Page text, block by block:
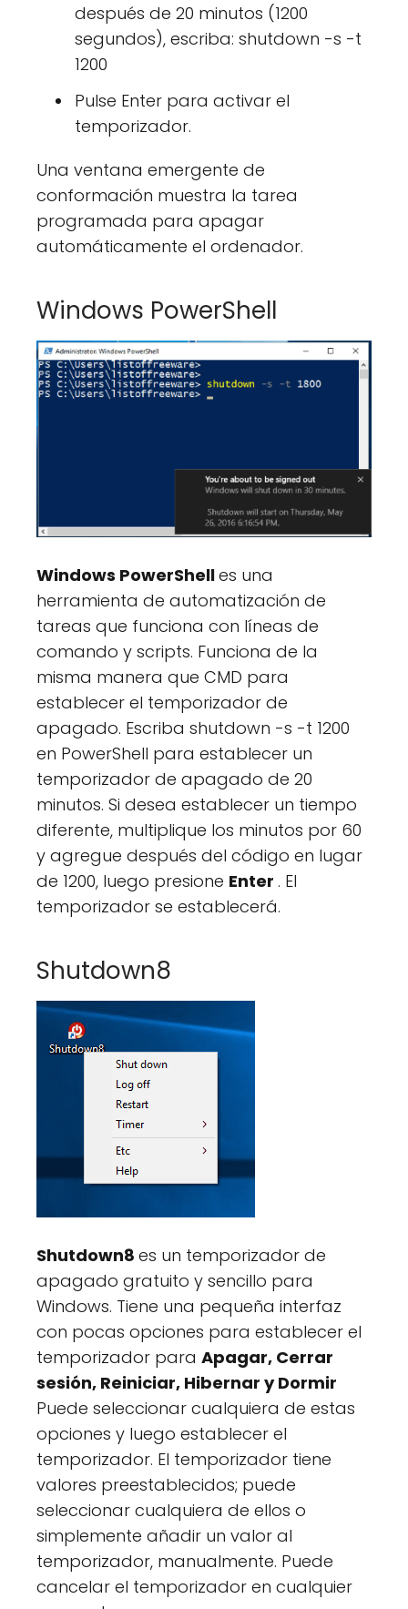
después de 20 minutos (1200
segundos), escriba: shutdown -s -t
1200
Pulse Enter para activar el
temporizador.
Una ventana emergente de
conformación muestra la tarea
programada para apagar
automáticamente el ordenador.
Windows PowerShell
Windows PowerShelles una
herramienta de automatización de
tareas que funciona con líneas de
comando y scripts. Funciona de la
misma manera que CMD para
establecer el temporizador de
apagado. Escriba shutdown -s -t 1200
en PowerShell para establecer un
temporizador de apagado de 20
minutos. Si desea establecer un tiempo
diferente, multiplique los minutos por 60
y agregue después del código en lugar
de 1200, luego presione Enter . El
temporizador se establecerá.
Shutdown8
Shutdown8 es un temporizador de
apagado gratuito y sencillo para
Windows. Tiene una pequeña interfaz
con pocas opciones para establecer el
temporizador para Apagar, Cerrar
sesión, Reiniciar, Hibernar y Dormir
Puede seleccionar cualquiera de estas
opciones y luego establecer el
temporizador. El temporizador tiene
valores preestablecidos; puede
seleccionar cualquiera de ellos o
simplemente añadir un valor al
temporizador, manualmente. Puede
cancelar el temporizador en cualquier